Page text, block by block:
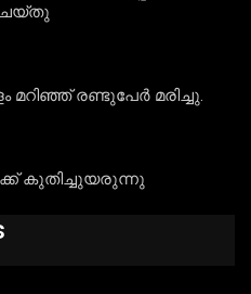
രണ്ടുപേര്‍ മരിച്ചു.
കുതിച്ചുയരുന്നു